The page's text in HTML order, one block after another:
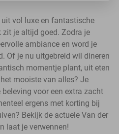
vol luxe en fantastische
zit je altijd goed. Zodra je
ambiance en word je
Of je nu uitgebreid wil dineren
momentje plant, uit eten
mooiste van alles? Je
voor een extra zacht
ergens met korting bij
Bekijk de actuele Van der
laat je verwennen!